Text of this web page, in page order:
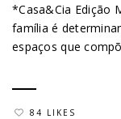
*Casa&Cia Edição
família é
espaços que
84 LIKES